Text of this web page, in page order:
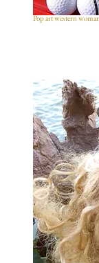
Pop art western